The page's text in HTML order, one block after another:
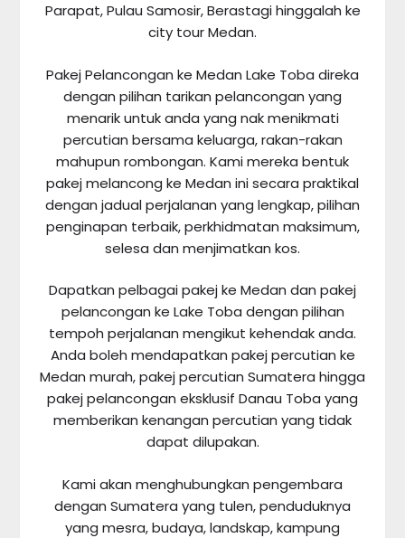
Parapat, Pulau Samosir, Berastagi hinggalah ke
city tour Medan.
Pakej Pelancongan ke Medan Lake Toba direka
dengan pilihan tarikan pelancongan yang
menarik untuk anda yang nak menikmati
percutian bersama keluarga, rakan-rakan
mahupun rombongan. Kami mereka bentuk
pakej melancong ke Medan ini secara praktikal
dengan jadual perjalanan yang lengkap, pilihan
penginapan terbaik, perkhidmatan maksimum,
selesa dan menjimatkan kos.
Dapatkan pelbagai pakej ke Medan dan pakej
pelancongan ke Lake Toba dengan pilihan
tempoh perjalanan mengikut kehendak anda.
Anda boleh mendapatkan pakej percutian ke
Medan murah, pakej percutian Sumatera hingga
pakej pelancongan eksklusif Danau Toba yang
memberikan kenangan percutian yang tidak
dapat dilupakan.
Kami akan menghubungkan pengembara
dengan Sumatera yang tulen, penduduknya
yang mesra, budaya, landskap, kampung